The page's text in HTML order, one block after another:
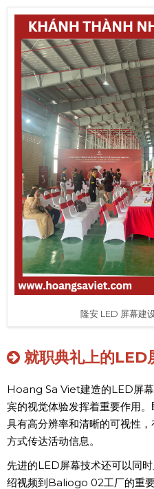
隆安 LED 屏幕建
就职典礼上的LED
Hoang Sa Viet建造的LED屏
宾的视觉体验发挥着重要作用
具有高分辨率和清晰的可视性
方式传达活动信息。
先进的LED屏幕技术还可以同
绍视频到Baliogo 02工厂的重